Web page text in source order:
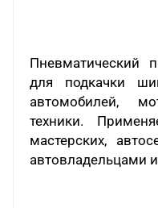
Пневматический
для подкачки
автомобилей,
техники.
мастерских,
автовладельцами и